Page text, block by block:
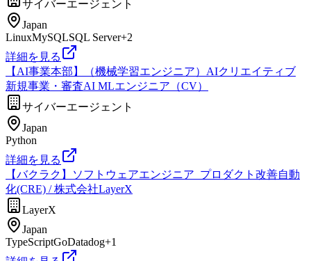
サイバーエージェント
Japan
LinuxMySQLSQL Server+2
詳細を見る
【AI事業本部】（機械学習エンジニア）AIクリエイティブ
新規事業・審査AI MLエンジニア（CV）
サイバーエージェント
Japan
Python
詳細を見る
【バクラク】ソフトウェアエンジニア_プロダクト改善自動
化(CRE) / 株式会社LayerX
LayerX
Japan
TypeScriptGoDatadog+1